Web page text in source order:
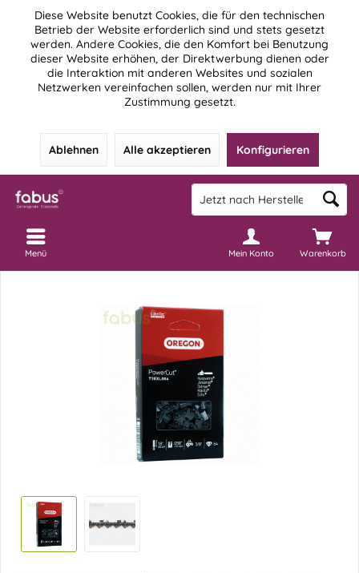
Diese Website benutzt Cookies, die für den technischen
Betrieb der Website erforderlich sind und stets gesetzt
werden. Andere Cookies, die den Komfort bei Benutzung
dieser Website erhöhen, der Direktwerbung dienen oder
die Interaktion mit anderen Websites und sozialen
Netzwerken vereinfachen sollen, werden nur mit Ihrer
Zustimmung gesetzt.
Ablehnen Alle akzeptieren Konfigurieren
Warenkorb
Mein Konto
Menü